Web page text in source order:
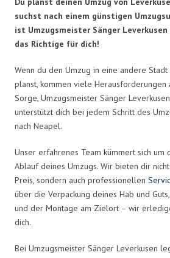
suchst nach einem günstigen
ist Umzugsmeister Sänger
das Richtige für dich!
Wenn du den Umzug in eine andere
planst, kommen viele Herausforderungen
Sorge, Umzugsmeister Sänger
unterstützt dich bei jedem Schritt des
nach Neapel.
Unser erfahrenes Team kümmert sich um
Ablauf deines Umzugs. Wir bieten dir
Preis, sondern auch professionellen
über die Verpackung deines Hab und
und der Montage am Zielort – wir
dich.
Bei Umzugsmeister Sänger Leverkusen